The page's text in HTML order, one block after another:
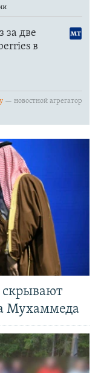
Мухаммеда